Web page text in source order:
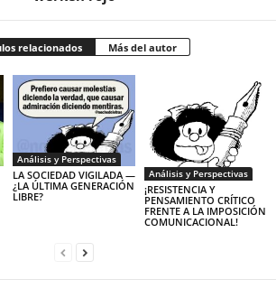
relacionados Más del autor
Análisis y Perspectivas
LA SOCIEDAD VIGILADA —
¿LA ÚLTIMA GENERACIÓN
LIBRE?
Análisis y Perspectivas
¡RESISTENCIA Y
PENSAMIENTO CRÍTICO
FRENTE A LA IMPOSICIÓN
COMUNICACIONAL!